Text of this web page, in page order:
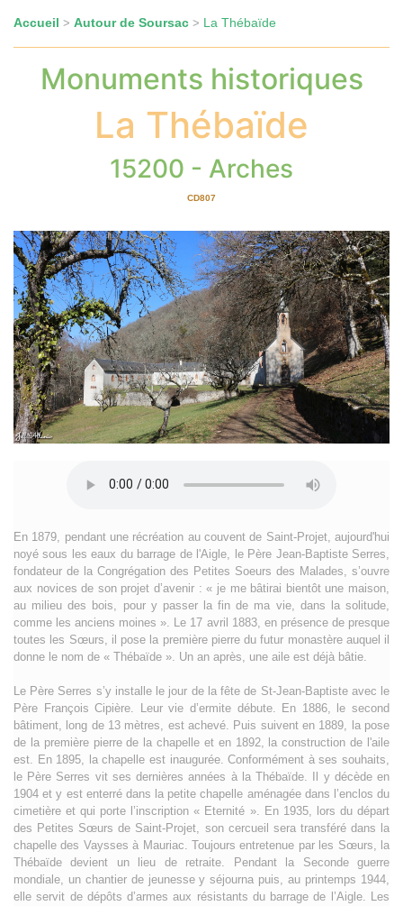
Accueil > Autour de Soursac > La Thébaïde
Monuments historiques
La Thébaïde
15200 - Arches
CD807
En 1879, pendant une récréation au couvent de Saint-Projet, aujourd'hui
noyé sous les eaux du barrage de l'Aigle, le Père Jean-Baptiste Serres,
fondateur de la Congrégation des Petites Soeurs des Malades, s’ouvre
aux novices de son projet d’avenir : « je me bâtirai bientôt une maison,
au milieu des bois, pour y passer la fin de ma vie, dans la solitude,
comme les anciens moines ». Le 17 avril 1883, en présence de presque
toutes les Sœurs, il pose la première pierre du futur monastère auquel il
donne le nom de « Thébaïde ». Un an après, une aile est déjà bâtie.
Le Père Serres s’y installe le jour de la fête de St-Jean-Baptiste avec le
Père François Cipière. Leur vie d’ermite débute. En 1886, le second
bâtiment, long de 13 mètres, est achevé. Puis suivent en 1889, la pose
de la première pierre de la chapelle et en 1892, la construction de l'aile
est. En 1895, la chapelle est inaugurée. Conformément à ses souhaits,
le Père Serres vit ses dernières années à la Thébaïde. Il y décède en
1904 et y est enterré dans la petite chapelle aménagée dans l’enclos du
cimetière et qui porte l’inscription « Eternité ». En 1935, lors du départ
des Petites Sœurs de Saint-Projet, son cercueil sera transféré dans la
chapelle des Vaysses à Mauriac. Toujours entretenue par les Sœurs, la
Thébaïde devient un lieu de retraite. Pendant la Seconde guerre
mondiale, un chantier de jeunesse y séjourna puis, au printemps 1944,
elle servit de dépôts d’armes aux résistants du barrage de l’Aigle. Les